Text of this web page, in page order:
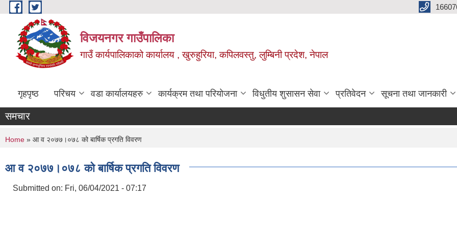
Skip to main content
विजयनगर गाउँपालिका
गाउँ कार्यपालिकाको कार्यालय , खुरुहुरिया, कपिलवस्तु, लुम्बिनी प्रदेश, नेपाल
गृहपृष्ठ परिचय वडा कार्यालयहरु कार्यक्रम तथा परियोजना विधुतीय शुसासन सेवा प्रतिवेदन सूचना तथा जानकारी
समचार
You are here
Home » आ व २०७७।०७८ को बार्षिक प्रगति विवरण
आ व २०७७।०७८ को बार्षिक प्रगति विवरण
Submitted on: Fri, 06/04/2021 - 07:17